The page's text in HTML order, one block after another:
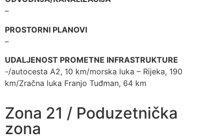
–
PROSTORNI PLANOVI
–
UDALJENOST PROMETNE INFRASTRUKTURE
-/autocesta A2, 10 km/morska luka – Rijeka, 190
km/Zračna luka Franjo Tuđman, 64 km
Zona 21 / Poduzetnička
zona